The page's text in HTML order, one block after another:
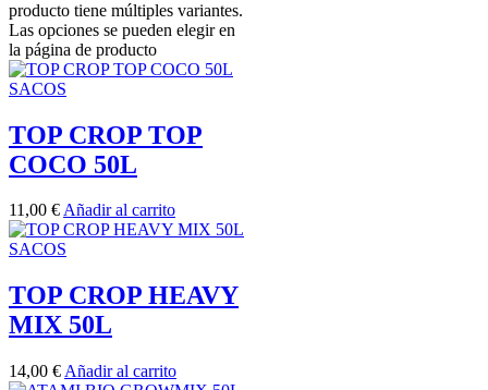
producto tiene múltiples variantes.
Las opciones se pueden elegir en
la página de producto
SACOS
TOP CROP TOP
COCO 50L
11,00 €Añadir al carrito
SACOS
TOP CROP HEAVY
MIX 50L
14,00 € Añadir al carrito